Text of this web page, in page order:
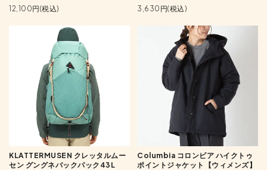
12,100円(税込)
3,630円(税込)
KLATTERMUSEN クレッタルムー
セン グングネバックパック43L
Columbia コロンビア ハイクトゥ
ポイントジャケット【ウィメンズ】